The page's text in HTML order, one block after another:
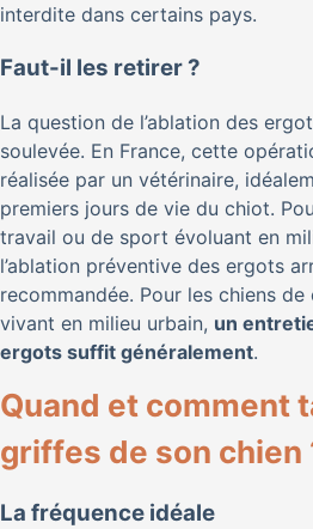
interdite dans certains pays.
Faut-il les retirer ?
La question de l’ablation des
soulevée. En France, cette
réalisée par un vétérinaire,
premiers jours de vie du chiot.
travail ou de sport évoluant en
l’ablation préventive des ergots
recommandée. Pour les chiens
vivant en milieu urbain, un
ergots suffit généralement.
Quand et comment
griffes de son chien
La fréquence idéale